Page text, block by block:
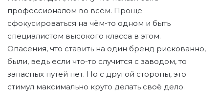
профессионалом во всём. Проще
сфокусироваться на чём-то одном и быть
специалистом высокого класса в этом.
Опасения, что ставить на один бренд рискованно,
были, ведь если что-то случится с заводом, то
запасных путей нет. Но с другой стороны, это
стимул максимально круто делать своё дело.